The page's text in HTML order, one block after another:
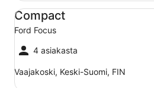
Compact
Ford Focus
4 asiakasta
Vaajakoski, Keski-Suomi, FIN
Compact Ford Focus